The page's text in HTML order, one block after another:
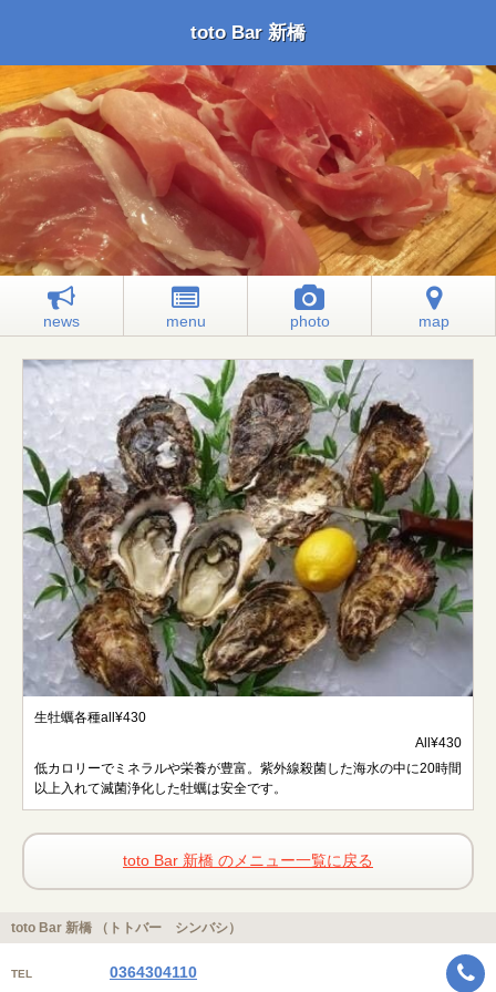
toto Bar 新橋
news menu photo map
生牡蠣各種all¥430
All¥430
低カロリーでミネラルや栄養が豊富。紫外線殺菌した海水の中に20時間
以上入れて滅菌浄化した牡蠣は安全です。
toto Bar 新橋 のメニュー一覧に戻る
toto Bar 新橋 （トトバー シンバシ）
TEL 0364304110